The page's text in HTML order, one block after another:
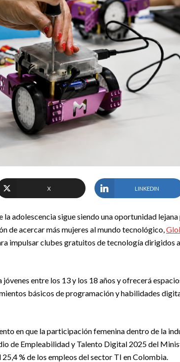
X LINKEDIN
adolescencia sigue siendo una oportunidad lejana
de acercar más mujeres al mundo tecnológico,
impulsar clubes gratuitos de tecnología dirigidos
entre los 13 y los 18 años y ofrecerá
básicos de programación y habilidades
en que la participación femenina dentro de la
de Empleabilidad y Talento Digital 2025 del
% de los empleos del sector TI en Colombia.